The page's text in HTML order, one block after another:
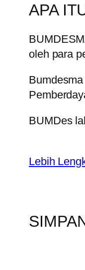
APA
oleh para
BUMDes
Lebih